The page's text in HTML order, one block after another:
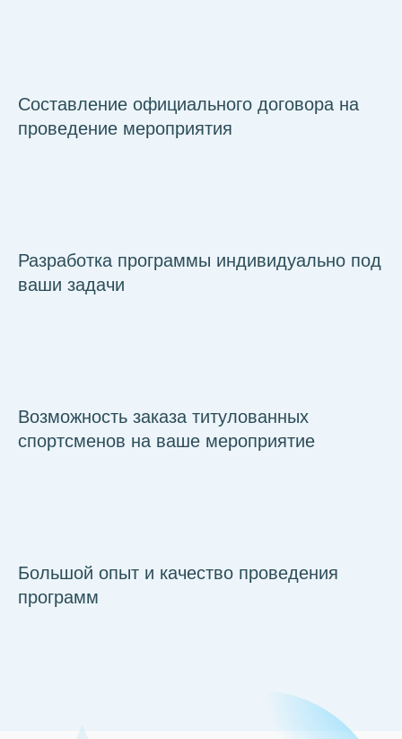
Составление официального договора на
проведение мероприятия
Разработка программы индивидуально под
ваши задачи
Возможность заказа титулованных
спортсменов на ваше мероприятие
Большой опыт и качество проведения
программ